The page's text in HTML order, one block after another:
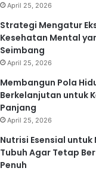
April 25, 2026
Strategi Mengatur
Kesehatan Mental
Seimbang
April 25, 2026
Membangun Pola
Berkelanjutan untuk
Panjang
April 25, 2026
Nutrisi Esensial untuk
Tubuh Agar Tetap
Penuh